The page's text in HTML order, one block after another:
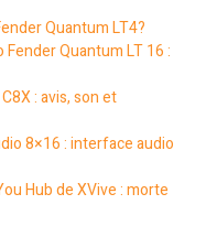
Quantum LT4?
Quantum LT 16 :
: avis, son et
8×16 : interface audio
Hub de XVive : morte